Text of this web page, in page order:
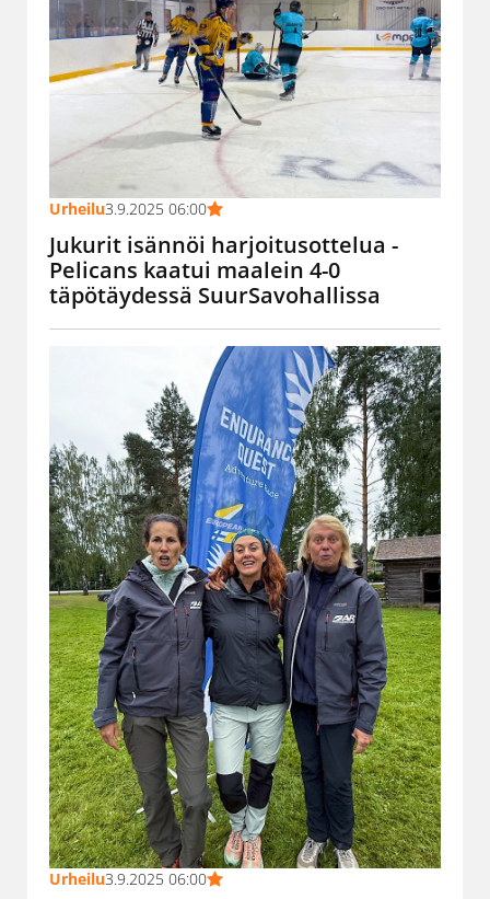
Urheilu3.9.2025 06:00
Jukurit isännöi harjoitusottelua -
Pelicans kaatui maalein 4-0
täpötäydessä SuurSavohallissa
Urheilu3.9.2025 06:00